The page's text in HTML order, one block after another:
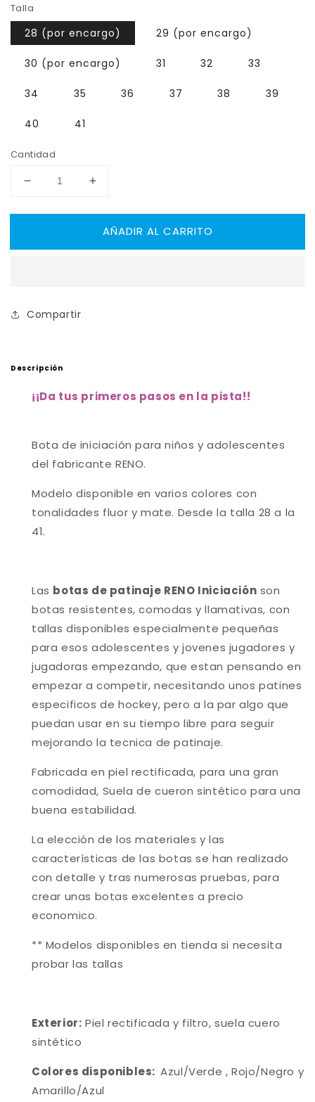
Talla
28 (por encargo) 29 (por encargo)
30 (por encargo) 31 32 33
34 35 36 37 38 39
40 41
Cantidad
Reducir
para
Aumentar
para
RENO
AÑADIR AL CARRITO
Compartir
Descripción
¡¡Da tus primeros pasos en la pista!!
Bota de iniciación para niños y adolescentes
del fabricante RENO.
Modelo disponible en varios colores con
tonalidades fluor y mate. Desde la talla 28 a la
41.
Las botas de patinaje RENO Iniciación son
botas resistentes, comodas y llamativas, con
tallas disponibles especialmente pequeñas
para esos adolescentes y jovenes jugadores y
jugadoras empezando, que estan pensando en
empezar a competir, necesitando unos patines
especificos de hockey, pero a la par algo que
puedan usar en su tiempo libre para seguir
mejorando la tecnica de patinaje.
Fabricada en piel rectificada, para una gran
comodidad, Suela de cueron sintético para una
buena estabilidad.
La elección de los materiales y las
características de las botas se han realizado
con detalle y tras numerosas pruebas, para
crear unas botas excelentes a precio
economico.
** Modelos disponibles en tienda si necesita
probar las tallas
Exterior: Piel rectificada y filtro, suela cuero
sintético
Colores disponibles: Azul/Verde , Rojo/Negro y
Amarillo/Azul